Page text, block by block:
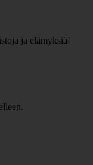
ja elämyksiä!